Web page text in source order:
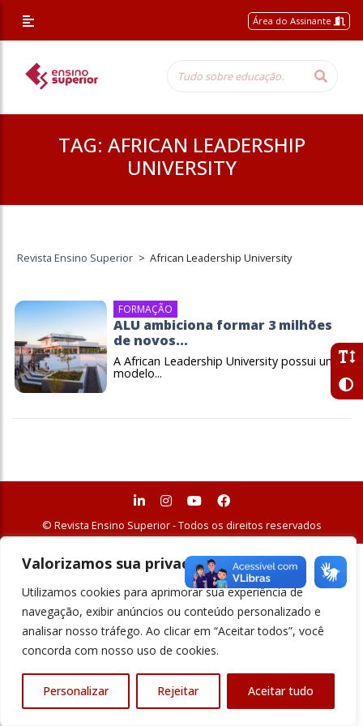
Valorizamos sua privacidade
Utilizamos cookies para aprimorar sua experiência de
navegação, exibir anúncios ou conteúdo personalizado e
analisar nosso tráfego. Ao clicar em “Aceitar todos”, você
concorda com nosso uso de cookies.
Personalizar Rejeitar Aceitar tudo
Área do Assinante
TAG: AFRICAN LEADERSHIP
UNIVERSITY
Revista Ensino Superior > African Leadership University
FORMAÇÃO
ALU ambiciona formar 3 milhões
de novos...
A African Leadership University possui um
modelo...
© Revista Ensino Superior - Todos os direitos reservados